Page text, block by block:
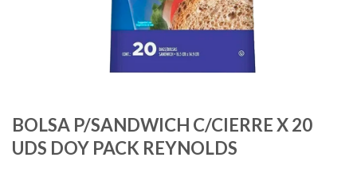
BOLSA P/SANDWICH C/CIERRE X 20
UDS DOY PACK REYNOLDS